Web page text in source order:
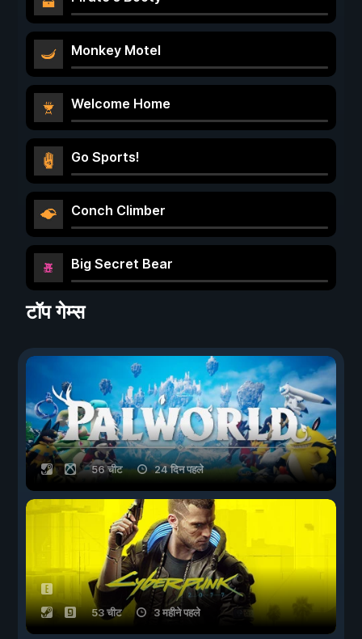
Monkey Motel
Welcome Home
Go Sports!
Conch Climber
Big Secret Bear
टॉप गेम्स
56 चीट 24 दिन पहले
53 चीट 3 महीने पहले